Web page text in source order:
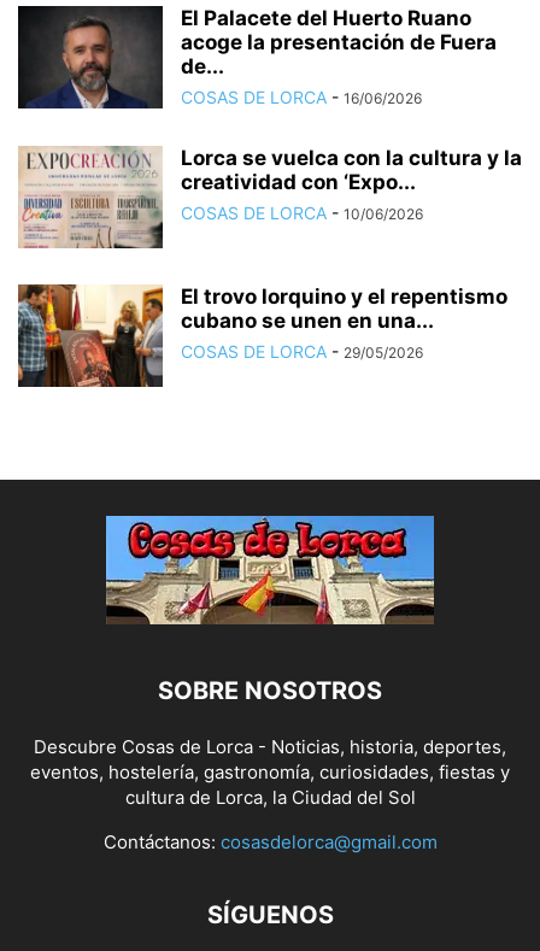
El Palacete del Huerto Ruano
acoge la presentación de Fuera
de...
COSAS DE LORCA - 16/06/2026
Lorca se vuelca con la cultura y la
creatividad con ‘Expo...
COSAS DE LORCA - 10/06/2026
El trovo lorquino y el repentismo
cubano se unen en una...
COSAS DE LORCA - 29/05/2026
SOBRE NOSOTROS
Descubre Cosas de Lorca - Noticias, historia, deportes,
eventos, hostelería, gastronomía, curiosidades, fiestas y
cultura de Lorca, la Ciudad del Sol
Contáctanos: cosasdelorca@gmail.com
SÍGUENOS